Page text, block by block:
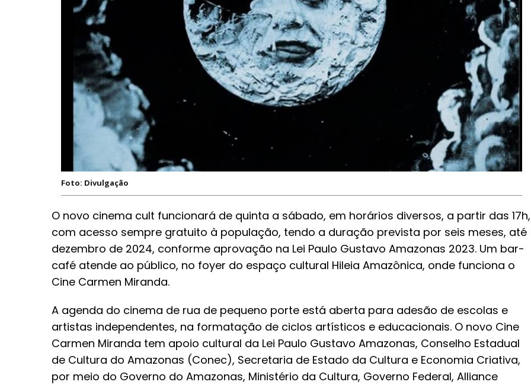
Foto: Divulgação
O novo cinema cult funcionará de quinta a sábado, em horários diversos, a partir das 17h,
com acesso sempre gratuito à população, tendo a duração prevista por seis meses, até
dezembro de 2024, conforme aprovação na Lei Paulo Gustavo Amazonas 2023. Um bar-
café atende ao público, no foyer do espaço cultural Hileia Amazônica, onde funciona o
Cine Carmen Miranda.
A agenda do cinema de rua de pequeno porte está aberta para adesão de escolas e
artistas independentes, na formatação de ciclos artísticos e educacionais. O novo Cine
Carmen Miranda tem apoio cultural da Lei Paulo Gustavo Amazonas, Conselho Estadual
de Cultura do Amazonas (Conec), Secretaria de Estado da Cultura e Economia Criativa,
por meio do Governo do Amazonas, Ministério da Cultura, Governo Federal, Alliance